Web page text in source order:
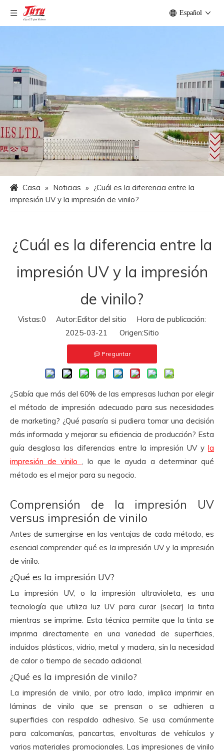
Español
Casa » Noticias » ¿Cuál es la diferencia entre la
impresión UV y la impresión de vinilo?
¿Cuál es la diferencia entre la
impresión UV y la impresión
de vinilo?
Vistas:0 Autor:Editor del sitio Hora de publicación:
2025-03-21 Origen:Sitio
Preguntar
¿Sabía que más del 60% de las empresas luchan por elegir
el método de impresión adecuado para sus necesidades
de marketing? ¿Qué pasaría si pudiera tomar una decisión
más informada y mejorar su eficiencia de producción? Esta
guía desglosa las diferencias entre la impresión UV y la
impresión de vinilo , lo que le ayuda a determinar qué
método es el mejor para su negocio.
Comprensión de la impresión UV
versus impresión de vinilo
Antes de sumergirse en las ventajas de cada método, es
esencial comprender qué es la impresión UV y la impresión
de vinilo.
¿Qué es la impresión UV?
La impresión UV, o la impresión ultravioleta, es una
tecnología que utiliza luz UV para curar (secar) la tinta
mientras se imprime. Esta técnica permite que la tinta se
imprima directamente en una variedad de superficies,
incluidos plásticos, vidrio, metal y madera, sin la necesidad
de calor o tiempo de secado adicional.
¿Qué es la impresión de vinilo?
La impresión de vinilo, por otro lado, implica imprimir en
láminas de vinilo que se prensan o se adhieren a
superficies con respaldo adhesivo. Se usa comúnmente
para calcomanías, pancartas, envolturas de vehículos y
varios materiales promocionales. Las impresiones de vinilo